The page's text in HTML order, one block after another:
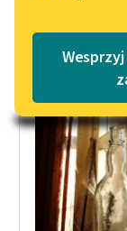
Lektury szkolne i
literatury do
uczennic i
E-kolekcja lektur
szkolnych i
słuchania dla